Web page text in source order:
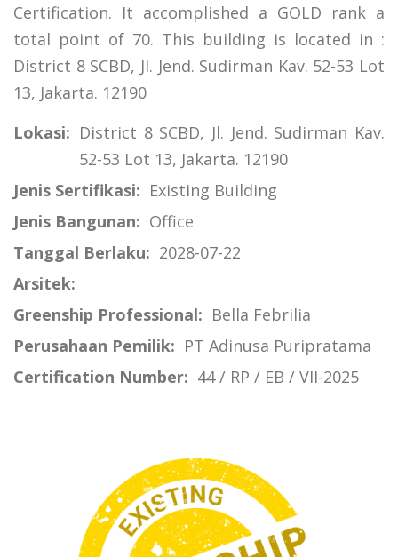
Certification. It accomplished a GOLD rank a
total point of 70. This building is located in :
District 8 SCBD, Jl. Jend. Sudirman Kav. 52-53 Lot
13, Jakarta. 12190
Lokasi: District 8 SCBD, Jl. Jend. Sudirman Kav.
52-53 Lot 13, Jakarta. 12190
Jenis Sertifikasi: Existing Building
Jenis Bangunan: Office
Tanggal Berlaku: 2028-07-22
Arsitek:
Greenship Professional: Bella Febrilia
Perusahaan Pemilik: PT Adinusa Puripratama
Certification Number: 44 / RP / EB / VII-2025